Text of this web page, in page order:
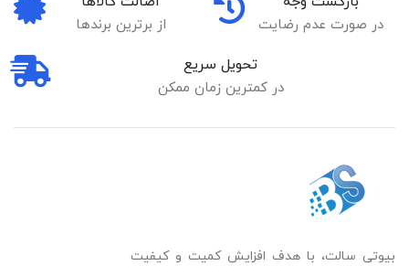
در صورت عدم رضایت از برترین برندها
تحویل سریع
در کمترین زمان ممکن
بیوتی سالت، با هدف افزایش کمیت و کیفیت